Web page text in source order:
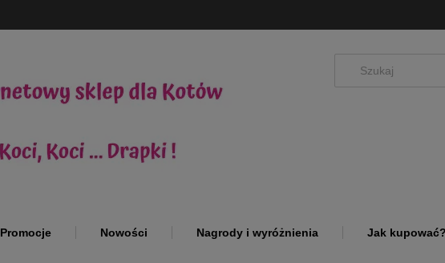
Promocje Nowości Nagrody i wyróżnienia Jak kupować?